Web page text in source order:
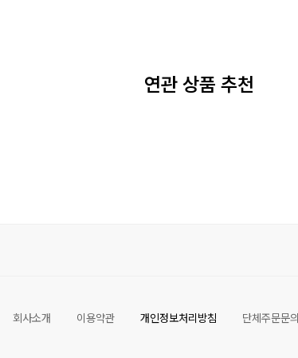
연관 상품 추천
회사소개 이용약관 개인정보처리방침 단체주문문의